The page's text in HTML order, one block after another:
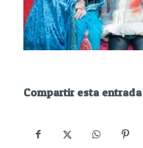
Compartir esta entrada